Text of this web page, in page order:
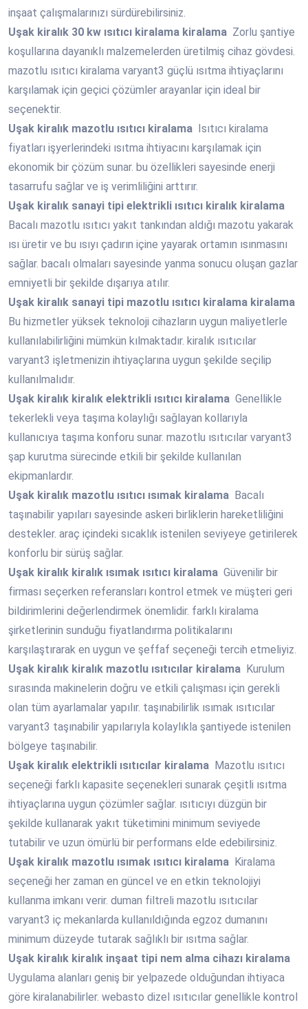
inşaat çalışmalarınızı sürdürebilirsiniz.
Uşak kiralık 30 kw ısıtıcı kiralama kiralama Zorlu şantiye
koşullarına dayanıklı malzemelerden üretilmiş cihaz gövdesi.
mazotlu ısıtıcı kiralama varyant3 güçlü ısıtma ihtiyaçlarını
karşılamak için geçici çözümler arayanlar için ideal bir
seçenektir.
Uşak kiralık mazotlu ısıtıcı kiralama Isıtıcı kiralama
fiyatları işyerlerindeki ısıtma ihtiyacını karşılamak için
ekonomik bir çözüm sunar. bu özellikleri sayesinde enerji
tasarrufu sağlar ve iş verimliliğini arttırır.
Uşak kiralık sanayi tipi elektrikli ısıtıcı kiralık kiralama
Bacalı mazotlu ısıtıcı yakıt tankından aldığı mazotu yakarak
ısı üretir ve bu ısıyı çadırın içine yayarak ortamın ısınmasını
sağlar. bacalı olmaları sayesinde yanma sonucu oluşan gazlar
emniyetli bir şekilde dışarıya atılır.
Uşak kiralık sanayi tipi mazotlu ısıtıcı kiralama kiralama
Bu hizmetler yüksek teknoloji cihazların uygun maliyetlerle
kullanılabilirliğini mümkün kılmaktadır. kiralık ısıtıcılar
varyant3 işletmenizin ihtiyaçlarına uygun şekilde seçilip
kullanılmalıdır.
Uşak kiralık kiralık elektrikli ısıtıcı kiralama Genellikle
tekerlekli veya taşıma kolaylığı sağlayan kollarıyla
kullanıcıya taşıma konforu sunar. mazotlu ısıtıcılar varyant3
şap kurutma sürecinde etkili bir şekilde kullanılan
ekipmanlardır.
Uşak kiralık mazotlu ısıtıcı ısımak kiralama Bacalı
taşınabilir yapıları sayesinde askeri birliklerin hareketliliğini
destekler. araç içindeki sıcaklık istenilen seviyeye getirilerek
konforlu bir sürüş sağlar.
Uşak kiralık kiralık ısımak ısıtıcı kiralama Güvenilir bir
firması seçerken referansları kontrol etmek ve müşteri geri
bildirimlerini değerlendirmek önemlidir. farklı kiralama
şirketlerinin sunduğu fiyatlandırma politikalarını
karşılaştırarak en uygun ve şeffaf seçeneği tercih etmeliyiz.
Uşak kiralık kiralık mazotlu ısıtıcılar kiralama Kurulum
sırasında makinelerin doğru ve etkili çalışması için gerekli
olan tüm ayarlamalar yapılır. taşınabilirlik ısımak ısıtıcılar
varyant3 taşınabilir yapılarıyla kolaylıkla şantiyede istenilen
bölgeye taşınabilir.
Uşak kiralık elektrikli ısıtıcılar kiralama Mazotlu ısıtıcı
seçeneği farklı kapasite seçenekleri sunarak çeşitli ısıtma
ihtiyaçlarına uygun çözümler sağlar. ısıtıcıyı düzgün bir
şekilde kullanarak yakıt tüketimini minimum seviyede
tutabilir ve uzun ömürlü bir performans elde edebilirsiniz.
Uşak kiralık mazotlu ısımak ısıtıcı kiralama Kiralama
seçeneği her zaman en güncel ve en etkin teknolojiyi
kullanma imkanı verir. duman filtreli mazotlu ısıtıcılar
varyant3 iç mekanlarda kullanıldığında egzoz dumanını
minimum düzeyde tutarak sağlıklı bir ısıtma sağlar.
Uşak kiralık kiralık inşaat tipi nem alma cihazı kiralama
Uygulama alanları geniş bir yelpazede olduğundan ihtiyaca
göre kiralanabilirler. webasto dizel ısıtıcılar genellikle kontrol